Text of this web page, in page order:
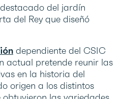
del jardín
del Rey que diseñó
dependiente del CSIC
actual pretende reunir las
en la historia del
origen a los distintos